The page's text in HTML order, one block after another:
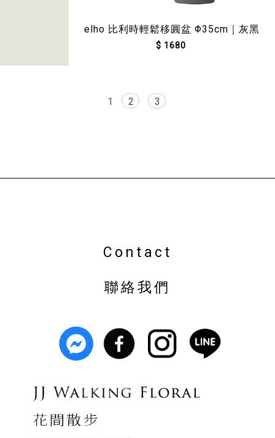
elho 比利時輕鬆移圓盆 Φ35cm｜灰黑
$ 1680
1 2 3
Contact
聯絡我們